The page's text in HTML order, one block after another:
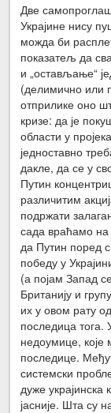
Две
Украјине нису
можда би
показатељ да
и „остављање“
(делимично или
отприлике оно
кризе: да је
области у
једноставно
дакле, да се у
Путин
различитим
подржати
сада враћамо на
да Путин поред
победу у
(а појам Запад
Британију и
их у овом рату
последица тога.
недоумице, које
последице.
системски
дуже украјинска
јасније. Шта су